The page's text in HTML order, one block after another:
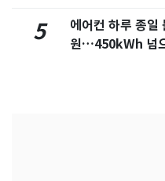
5
에어컨 하루 종일
원…450kWh 넘